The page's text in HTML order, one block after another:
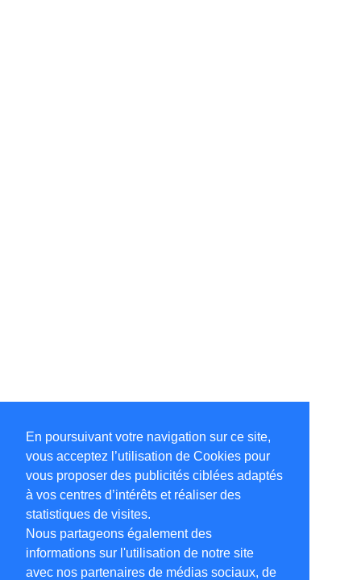
En poursuivant votre navigation sur ce site,
vous acceptez l’utilisation de Cookies pour
vous proposer des publicités ciblées adaptés
à vos centres d’intérêts et réaliser des
statistiques de visites.
Nous partageons également des
informations sur l'utilisation de notre site
avec nos partenaires de médias sociaux, de